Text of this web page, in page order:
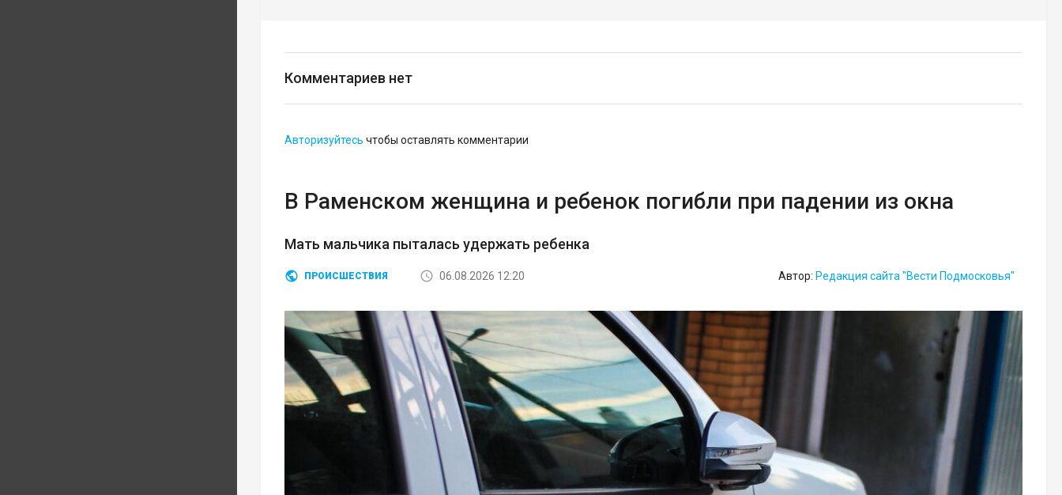
Комментариев нет
Авторизуйтесь чтобы оставлять комментарии
В Раменском женщина и ребенок погибли при падении из окна
Мать мальчика пыталась удержать ребенка
ПРОИСШЕСТВИЯ 06.08.2026 12:20 Автор: Редакция сайта "Вести Подмосковья"